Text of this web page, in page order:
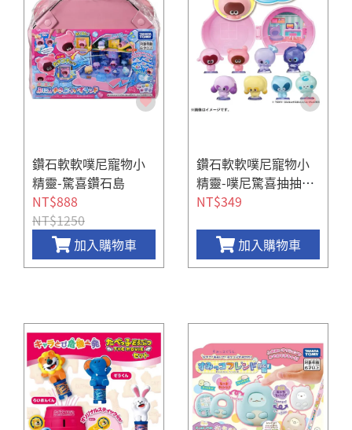
鑽石軟軟噗尼寵物小
精靈-驚喜鑽石島
NT$888
NT$1250
加入購物車
鑽石軟軟噗尼寵物小
精靈-噗尼驚喜抽抽樂
鑽石版 (隨機出貨)
NT$349
加入購物車